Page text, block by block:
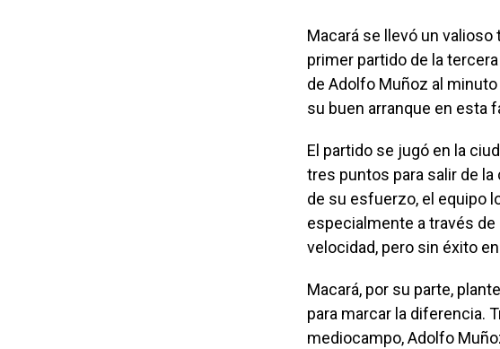
Macará se llevó un valioso
primer partido de la
de Adolfo Muñoz al
su buen arranque en esta
El partido se jugó en la
tres puntos para salir de
de su esfuerzo, el equipo
especialmente a través
velocidad, pero sin éxito
Macará, por su parte,
para marcar la diferencia.
mediocampo, Adolfo